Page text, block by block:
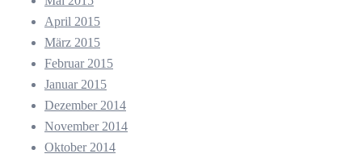
April 2015
März 2015
Februar 2015
Januar 2015
Dezember 2014
November 2014
Oktober 2014